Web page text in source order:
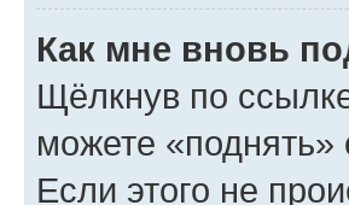
Как мне вновь
Щёлкнув по
можете
Если этого не